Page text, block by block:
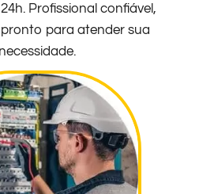
Profissional confiável,
para atender sua
necessidade.